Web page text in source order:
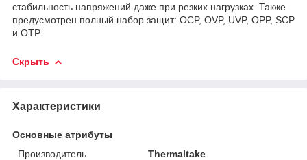
стабильность напряжений даже при резких нагрузках. Также
предусмотрен полный набор защит: OCP, OVP, UVP, OPP, SCP
и OTP.
Скрыть
Характеристики
Основные атрибуты
Производитель
Thermaltake